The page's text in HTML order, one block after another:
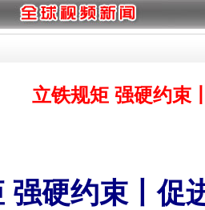
立铁规矩 强硬约束
强硬约束丨促